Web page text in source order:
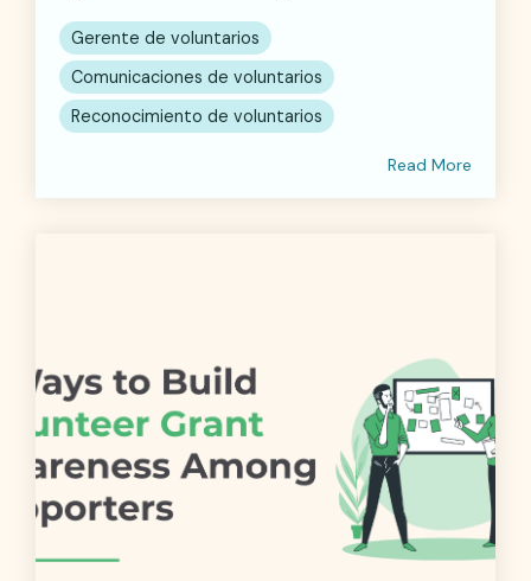
Gerente de voluntarios
Comunicaciones de voluntarios
Reconocimiento de voluntarios
Read More